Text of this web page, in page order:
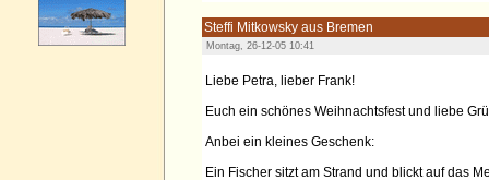
Steffi Mitkowsky aus Bremen
Montag, 26-12-05 10:41
Liebe Petra, lieber Frank!
Euch ein schönes Weihnachtsfest und liebe
Anbei ein kleines Geschenk:
Ein Fischer sitzt am Strand und blickt auf das